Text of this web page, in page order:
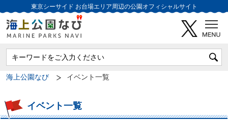
東京シーサイド お台場エリア周辺の公園オフィシャルサイト
海上公園なび イベント一覧
イベント一覧